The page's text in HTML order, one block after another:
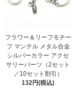
フラワー＆リーフモチー
フ マンテル メタル合金
シルバーカラー アクセ
サリーパーツ（2セット
／10セット割引）
132円(税込)